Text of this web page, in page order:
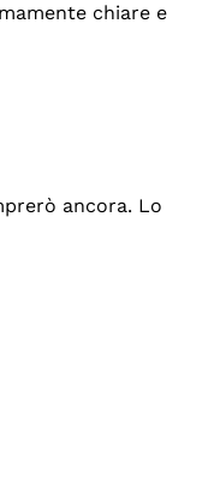
chiare e
ancora. Lo